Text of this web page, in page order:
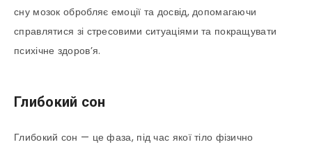
сну мозок обробляє емоції та досвід, допомагаючи
справлятися зі стресовими ситуаціями та покращувати
психічне здоров’я.
Глибокий сон
Глибокий сон — це фаза, під час якої тіло фізично